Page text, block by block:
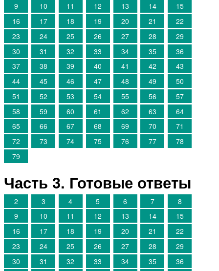
9
10 11 12 13 14
15
16
17 18 19 20 21
22
23
24 25 26 27 28
29
30
31 32 33 34 35
36
37
38 39 40 41 42
43
44
45 46 47 48 49
50
51
52 53 54 55 56
57
58
59 60 61 62 63
64
65
66 67 68 69 70
71
72
73 74 75 76 77
78
79
Часть 3. Готовые ответы
2 3 4 5 6 7
8
9
10 11 12 13 14
15
16
17 18 19 20 21
22
23
24 25 26 27 28
29
30
31 32 33 34 35 36